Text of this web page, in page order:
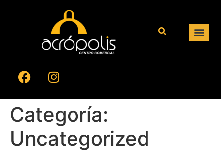
Categoría:
Uncategorized